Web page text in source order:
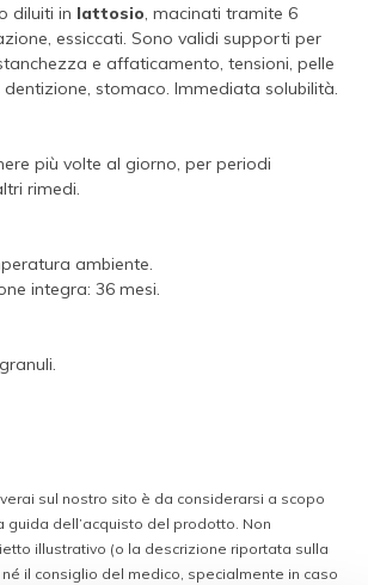
diluiti in lattosio, macinati tramite 6
essiccati. Sono validi supporti per
e affaticamento, tensioni, pelle
dentizione, stomaco. Immediata solubilità.
più volte al giorno, per periodi
rimedi.
ambiente.
integra: 36 mesi.
sul nostro sito è da considerarsi a scopo
guida dell’acquisto del prodotto. Non
illustrativo (o la descrizione riportata sulla
il consiglio del medico, specialmente in caso